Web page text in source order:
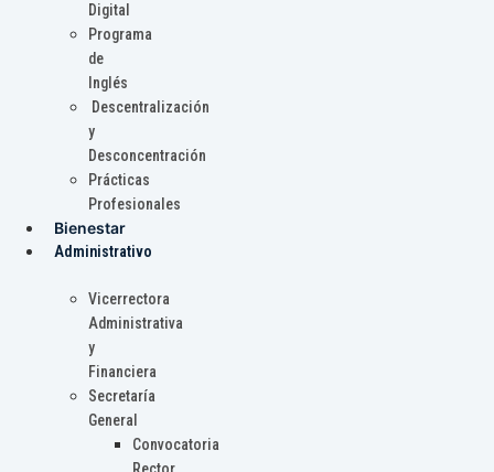
Digital
Programa
de
Inglés
Descentralización
y
Desconcentración
Prácticas
Profesionales
Bienestar
Administrativo
Vicerrectora
Administrativa
y
Financiera
Secretaría
General
Convocatoria